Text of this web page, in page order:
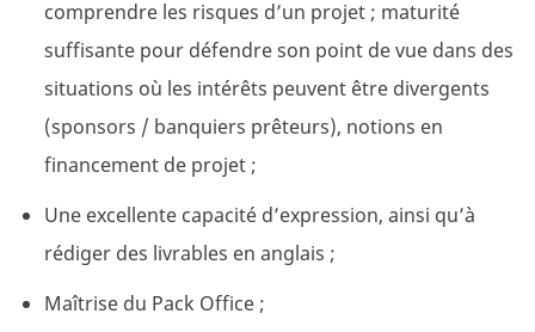
comprendre les risques d’un projet ; maturité
suffisante pour défendre son point de vue dans des
situations où les intérêts peuvent être divergents
(sponsors / banquiers prêteurs), notions en
financement de projet ;
Une excellente capacité d’expression, ainsi qu’à
rédiger des livrables en anglais ;
Maîtrise du Pack Office ;